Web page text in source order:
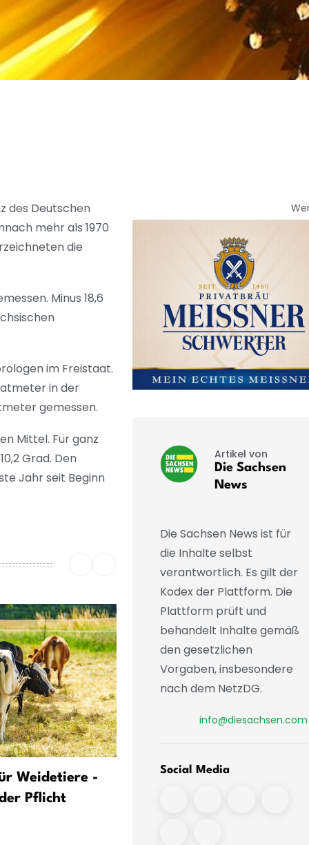
des Deutschen
mehr als 1970
die
Minus 18,6
im Freistaat.
in der
gemessen.
Mittel. Für ganz
Grad. Den
Jahr seit Beginn
Weidetiere -
Pflicht
Ohrenwedel und
Artikel von
Die Sachsen
News
Die Sachsen News ist für
die Inhalte selbst
verantwortlich. Es gilt der
Kodex der Plattform. Die
Plattform prüft und
behandelt Inhalte gemäß
den gesetzlichen
Vorgaben, insbesondere
nach dem NetzDG.
info@diesachsen.com
Social Media